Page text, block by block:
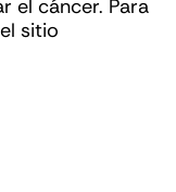
el cáncer. Para
sitio